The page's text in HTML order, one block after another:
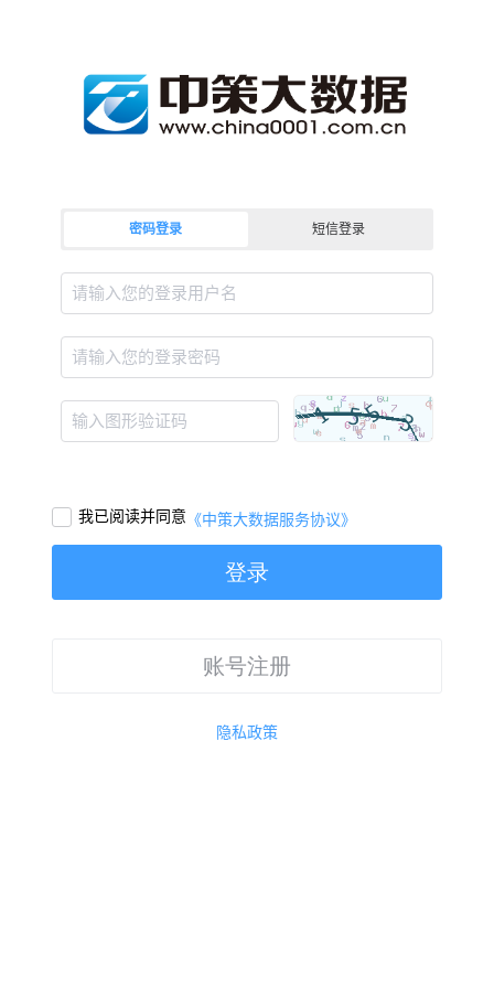
密码登录 短信登录
请输入您的登录用户名
请输入您的登录密码
输入图形验证码
我已阅读并同意 《中策大数据服务协议》
登录
账号注册
隐私政策